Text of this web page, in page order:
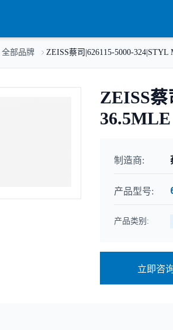
全部品牌 ZEISS蔡司|626115-5000-
ZEISS蔡
36.5MLE
制造商:
产品型号:
产品类别:
立即咨